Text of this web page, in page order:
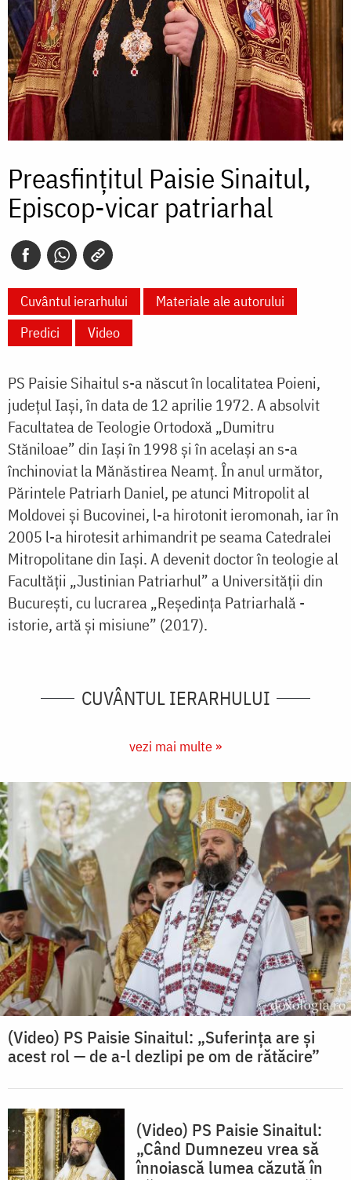
Preasfințitul Paisie Sinaitul,
Episcop-vicar patriarhal
Cuvântul ierarhului
Materiale ale autorului
Predici
Video
PS Paisie Sihaitul s-a născut în localitatea Poieni,
judeţul Iaşi, în data de 12 aprilie 1972. A absolvit
Facultatea de Teologie Ortodoxă „Dumitru
Stăniloae” din Iaşi în 1998 şi în acelaşi an s-a
închinoviat la Mănăstirea Neamţ. În anul următor,
Părintele Patriarh Daniel, pe atunci Mitropolit al
Moldovei și Bucovinei, l-a hirotonit ieromonah, iar în
2005 l-a hirotesit arhimandrit pe seama Catedralei
Mitropolitane din Iași. A devenit doctor în teologie al
Facultății „Justinian Patriarhul” a Universității din
București, cu lucrarea „Reședința Patriarhală -
istorie, artă și misiune” (2017).
CUVÂNTUL IERARHULUI
vezi mai multe »
(Video) PS Paisie Sinaitul: „Suferința are și
acest rol — de a-l dezlipi pe om de rătăcire”
(Video) PS Paisie Sinaitul:
„Când Dumnezeu vrea să
înnoiască lumea căzută în